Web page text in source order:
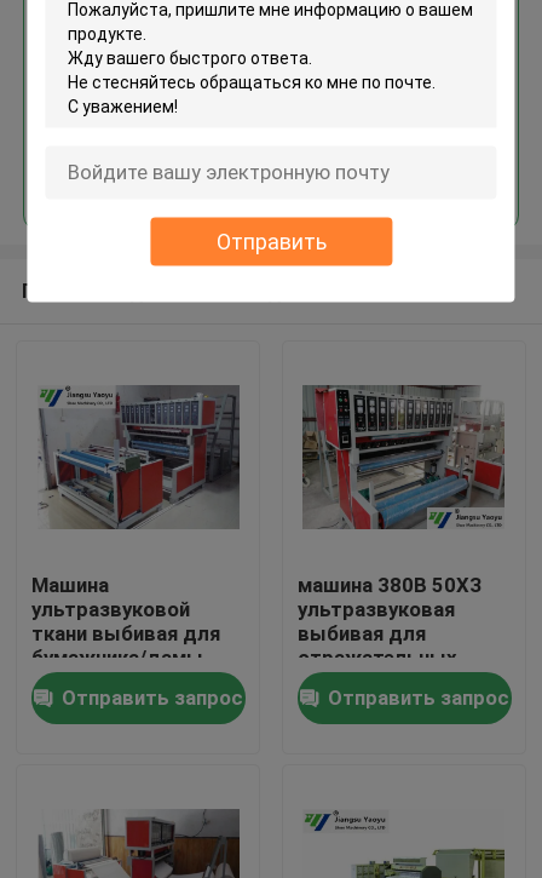
Отправить
Дом
О нас
Нонвовен ультразвуковая
простыни
Продолжать
Порекомендованные продукты
Машина
ультразвуковой
ткани выбивая для
бумажника/дамы
Сумки/крышки
ботинка
Отправить запрос
машина 380В 50ХЗ
ультразвуковая
выбивая для
отражательных
материала/батута
Отправить запрос